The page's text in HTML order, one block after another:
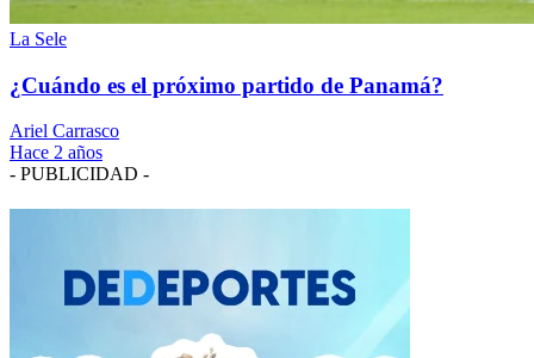
La Sele
¿Cuándo es el próximo partido de Panamá?
Ariel Carrasco
Hace 2 años
- PUBLICIDAD -